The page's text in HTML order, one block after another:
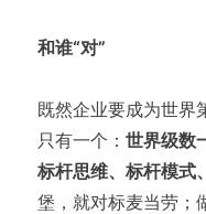
和谁“对”
既然企业要成为世界
只有一个： 世界级数
标杆思维、标杆模式
堡，就对标麦当劳；